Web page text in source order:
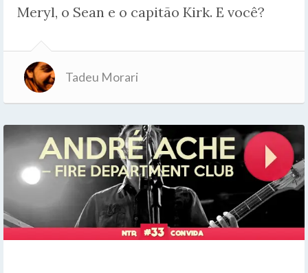
Meryl, o Sean e o capitão Kirk. E você?
Tadeu Morari